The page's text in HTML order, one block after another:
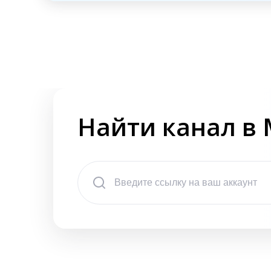
Найти канал в